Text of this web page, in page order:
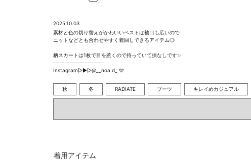
2025.10.03
素材と色の切り替えがかわいいベストは袖口も広いので
ニットなどとも合わせやすく着回しできるアイテム◎
柄スカートは1枚で目を惹くので持っていて損なしです✨️
┈┈┈┈┈┈┈┈┈┈
Instagram▷▶︎▷@__noa.d_ 🩵
秋 冬 RADIATE ブーツ キレイめカジュアル
着用アイテム